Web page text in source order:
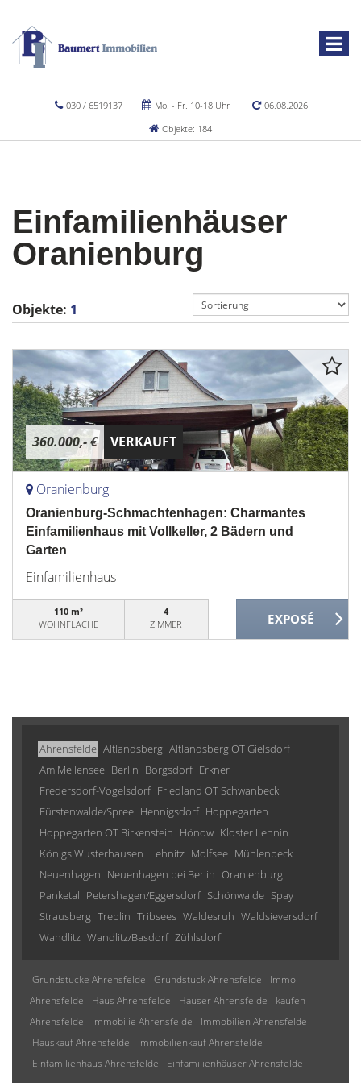
030 / 6519137 Mo. - Fr. 10-18 Uhr
06.08.2026
Objekte: 184
Einfamilienhäuser
Oranienburg
Objekte: 1
360.000,- € VERKAUFT
Oranienburg
Oranienburg-Schmachtenhagen: Charmantes
Einfamilienhaus mit Vollkeller, 2 Bädern und
Garten
Einfamilienhaus
110 m²
WOHNFLÄCHE
4
ZIMMER
Ahrensfelde Altlandsberg Altlandsberg OT Gielsdorf
Am Mellensee Berlin Borgsdorf Erkner
Fredersdorf-Vogelsdorf Friedland OT Schwanbeck
Fürstenwalde/Spree Hennigsdorf Hoppegarten
Hoppegarten OT Birkenstein Hönow Kloster Lehnin
Königs Wusterhausen Lehnitz Molfsee Mühlenbeck
Neuenhagen Neuenhagen bei Berlin Oranienburg
Panketal Petershagen/Eggersdorf Schönwalde Spay
Strausberg Treplin Tribsees Waldesruh Waldsieversdorf
Wandlitz Wandlitz/Basdorf Zühlsdorf
Grundstücke Ahrensfelde Grundstück Ahrensfelde
Immo
Ahrensfelde
Haus Ahrensfelde Häuser Ahrensfelde
kaufen
Ahrensfelde
Immobilie Ahrensfelde
Immobilien Ahrensfelde
Hauskauf Ahrensfelde
Immobilienkauf Ahrensfelde
Einfamilienhaus Ahrensfelde
Einfamilienhäuser Ahrensfelde